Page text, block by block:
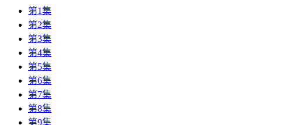
第1集
第2集
第3集
第4集
第5集
第6集
第7集
第8集
第9集